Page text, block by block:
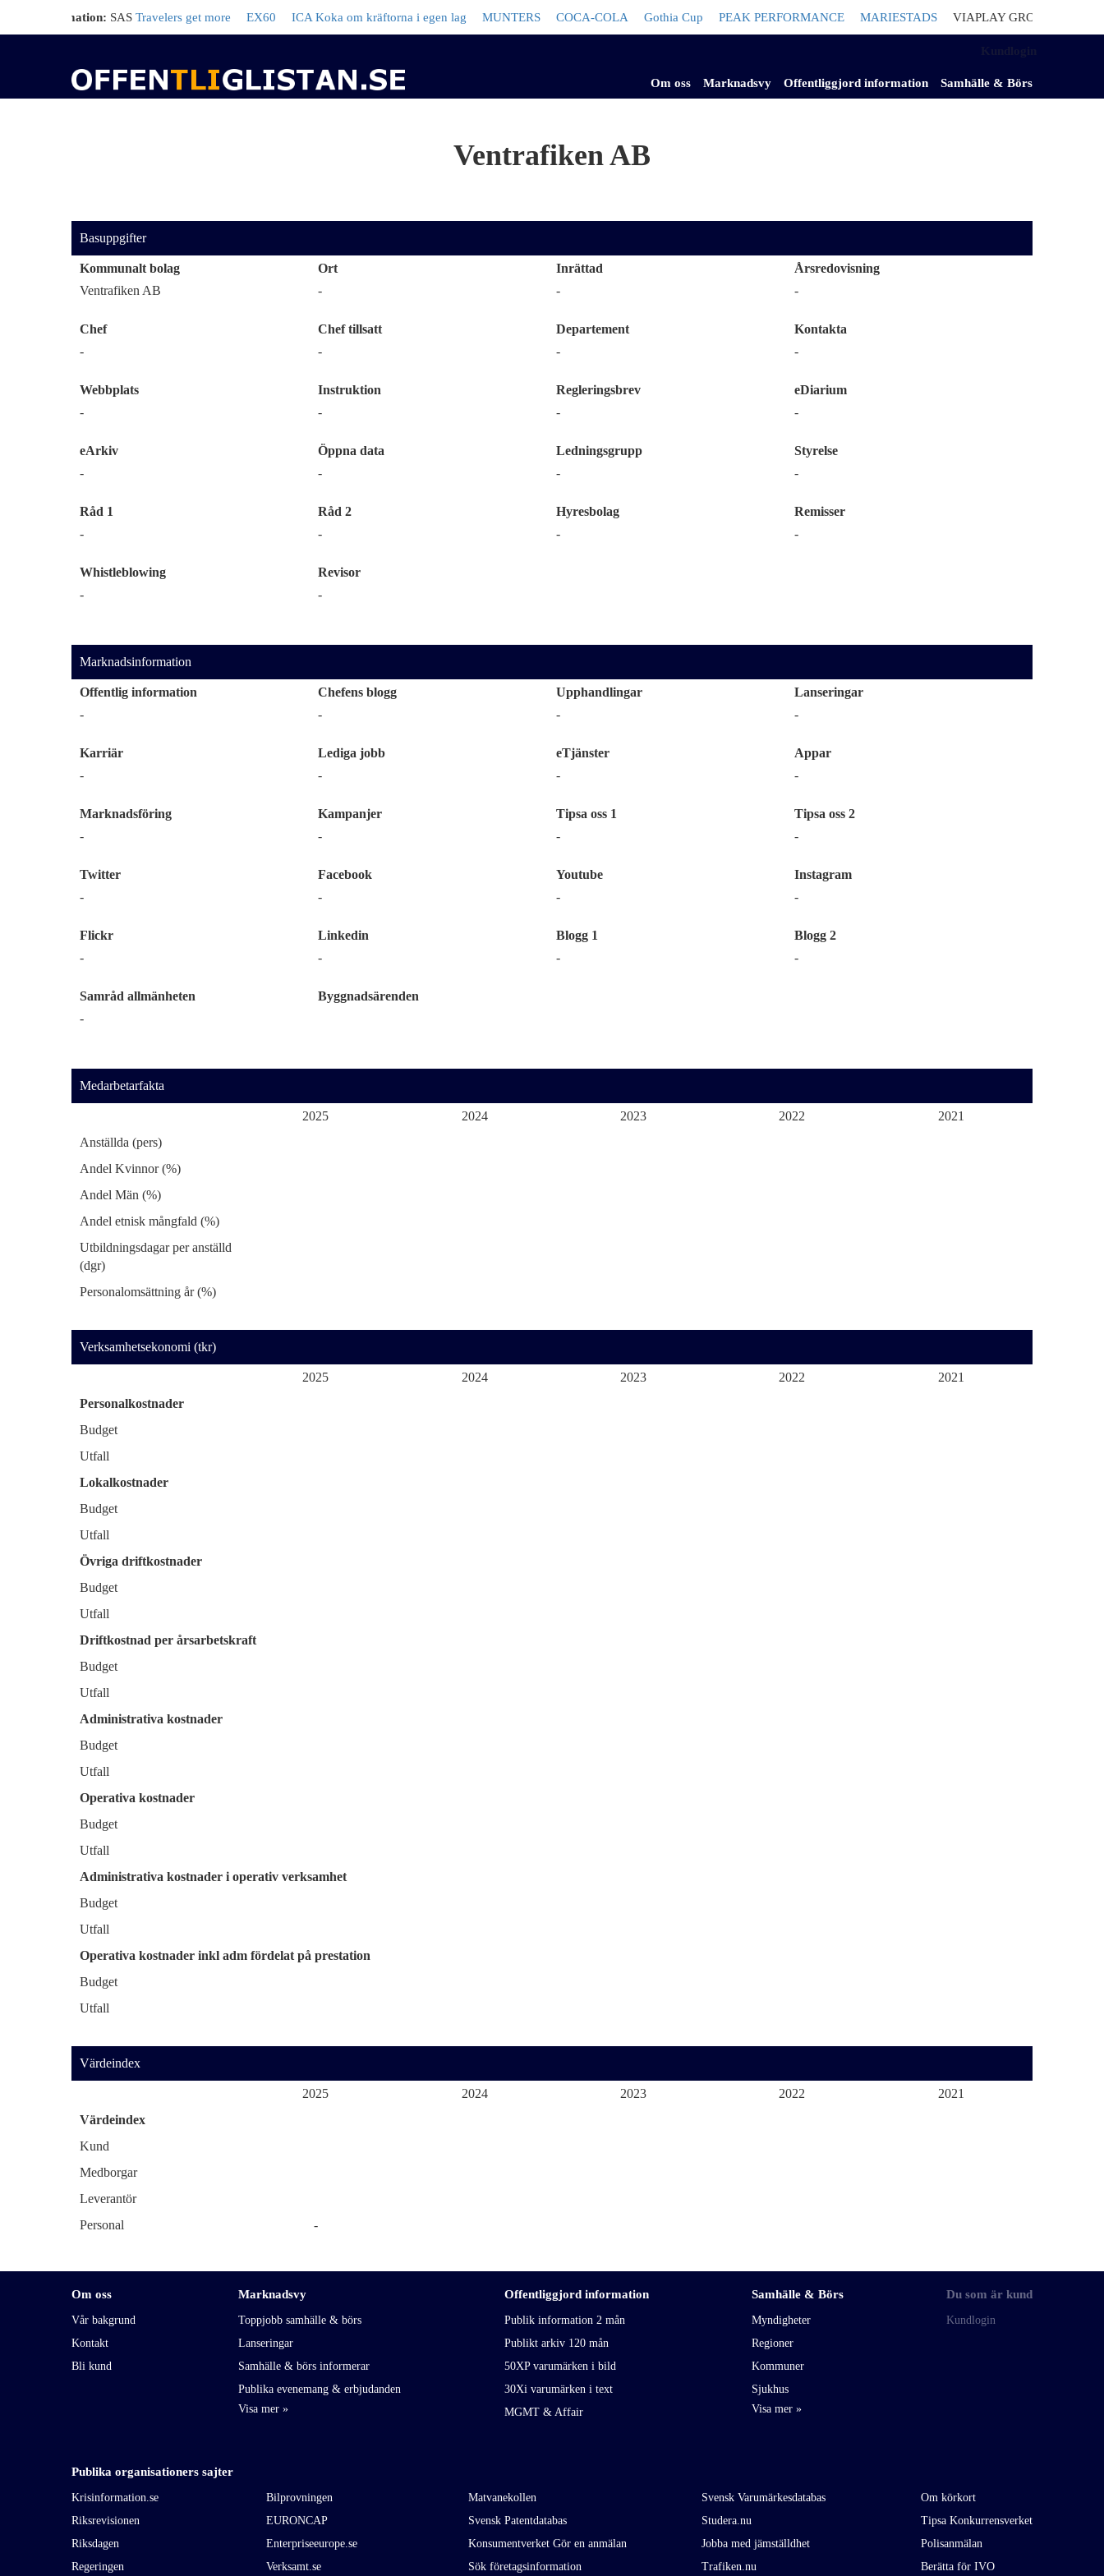
information: SAS Travelers get more EX60 ICA Koka om kräftorna i egen lag MUNTERS COCA-COLA Gothia Cup PEAK PERFORMANCE MARIESTADS VIAPLAY GROUPSäljer
Samhälle & Börs
Offentliggjord information
Marknadsvy
Om oss
Ventrafiken AB
Basuppgifter
Kommunalt bolag
Ventrafiken AB
Ort
-
Inrättad
-
Årsredovisning
-
Chef
-
Chef tillsatt
-
Departement
-
Kontakta
-
Webbplats
-
Instruktion
-
Regleringsbrev
-
eDiarium
-
eArkiv
-
Öppna data
-
Ledningsgrupp
-
Styrelse
-
Råd 1
-
Råd 2
-
Hyresbolag
-
Remisser
-
Whistleblowing
-
Revisor
-
Marknadsinformation
Offentlig information
-
Chefens blogg
-
Upphandlingar
-
Lanseringar
-
Karriär
-
Lediga jobb
-
eTjänster
-
Appar
-
Marknadsföring
-
Kampanjer
-
Tipsa oss 1
-
Tipsa oss 2
-
Twitter
-
Facebook
-
Youtube
-
Instagram
-
Flickr
-
Linkedin
-
Blogg 1
-
Blogg 2
-
Samråd allmänheten
-
Byggnadsärenden
Medarbetarfakta
2025 2024 2023 2022
2021
Anställda (pers)
Andel Kvinnor (%)
Andel Män (%)
Andel etnisk mångfald (%)
Utbildningsdagar per anställd
(dgr)
Personalomsättning år (%)
Verksamhetsekonomi (tkr)
2025 2024 2023 2022
2021
Personalkostnader
Budget
Utfall
Lokalkostnader
Budget
Utfall
Övriga driftkostnader
Budget
Utfall
Driftkostnad per årsarbetskraft
Budget
Utfall
Administrativa kostnader
Budget
Utfall
Operativa kostnader
Budget
Utfall
Administrativa kostnader i operativ verksamhet
Budget
Utfall
Operativa kostnader inkl adm fördelat på prestation
Budget
Utfall
Värdeindex
2025 2024 2023 2022
2021
Värdeindex
Kund
Medborgar
Leverantör
Personal
-
Om oss
Vår bakgrund
Kontakt
Bli kund
Marknadsvy
Toppjobb samhälle & börs
Lanseringar
Samhälle & börs informerar
Publika evenemang & erbjudanden
Offentliggjord information
Publik information 2 mån
Publikt arkiv 120 mån
50XP varumärken i bild
30Xi varumärken i text
MGMT & Affair
Samhälle & Börs
Myndigheter
Regioner
Kommuner
Sjukhus
Du som är kund
Kundlogin
Publika organisationers sajter
Krisinformation.se
Riksrevisionen
Riksdagen
Regeringen
Bilprovningen
EURONCAP
Enterpriseeurope.se
Verksamt.se
Matvanekollen
Svensk Patentdatabas
Konsumentverket Gör en anmälan
Sök företagsinformation
Svensk Varumärkesdatabas
Studera.nu
Jobba med jämställdhet
Trafiken.nu
Om körkort
Tipsa Konkurrensverket
Polisanmälan
Berätta för IVO